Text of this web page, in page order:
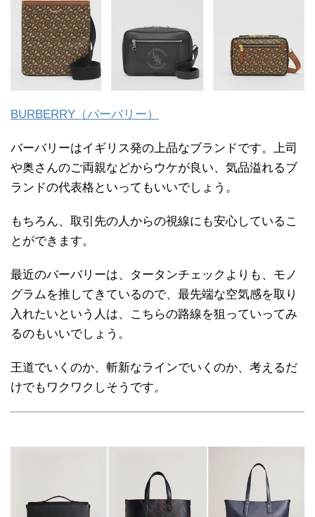
BURBERRY（バーバリー）
バーバリーはイギリス発の上品なブランドです。上司
や奥さんのご両親などからウケが良い、気品溢れるブ
ランドの代表格といってもいいでしょう。
もちろん、取引先の人からの視線にも安心しているこ
とができます。
最近のバーバリーは、タータンチェックよりも、モノ
グラムを推してきているので、最先端な空気感を取り
入れたいという人は、こちらの路線を狙っていってみ
るのもいいでしょう。
王道でいくのか、斬新なラインでいくのか、考えるだ
けでもワクワクしそうです。